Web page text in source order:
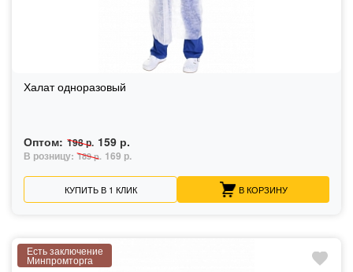
Халат одноразовый
Оптом: 198 р. 159 р.
В розницу: 189 р. 169 р.
КУПИТЬ В 1 КЛИК В КОРЗИНУ
Есть заключение
Минпромторга